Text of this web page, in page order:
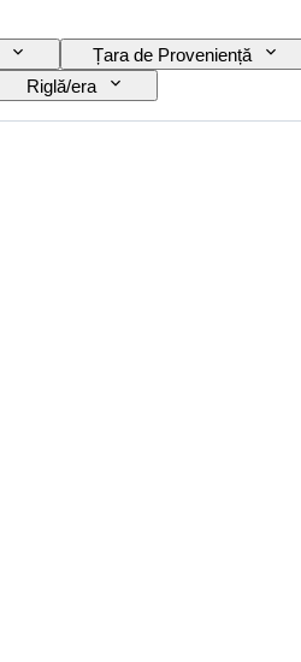
Țara de Proveniență
Riglă/era